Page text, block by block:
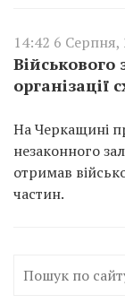
14:42 6 Серпня,
організації
На Черкащині
незаконного
отримав
частин.